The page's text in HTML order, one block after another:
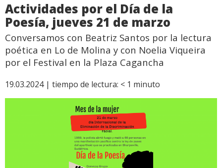
Actividades por el Día de la
Poesía, jueves 21 de marzo
Conversamos con Beatriz Santos por la lectura
poética en Lo de Molina y con Noelia Viqueira
por el Festival en la Plaza Cagancha
19.03.2024 | tiempo de lectura: < 1 minuto